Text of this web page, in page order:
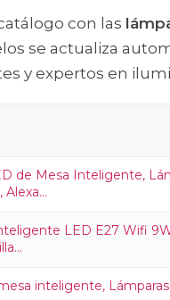
con las
se actualiza
y expertos en
de Mesa Inteligente,
LED E27 Wifi
inteligente,